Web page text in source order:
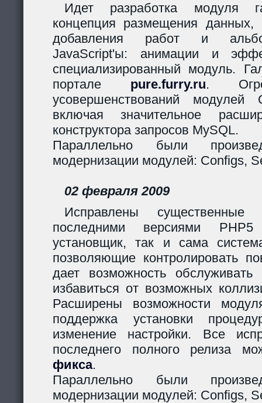
Идет разработка модуля
концепция размещения данных,
добавления работ и
JavaScript'ы: анимации и
специализированный модуль.
портале pure.furry.ru.
усовершенствований
включая значительное
конструктора запросов MySQL.
Параллельно были
модернизации модулей: Configs,
02 февраля 2009
Исправлены существенные
последними версиями
установщик, так и сама
позволяющие контролировать
дает возможность
избавиться от возможных
Расширены возможности
поддержка установки
изменение настройки. Все
последнего полного релиза
фикса.
Параллельно были
модернизации модулей: Configs,